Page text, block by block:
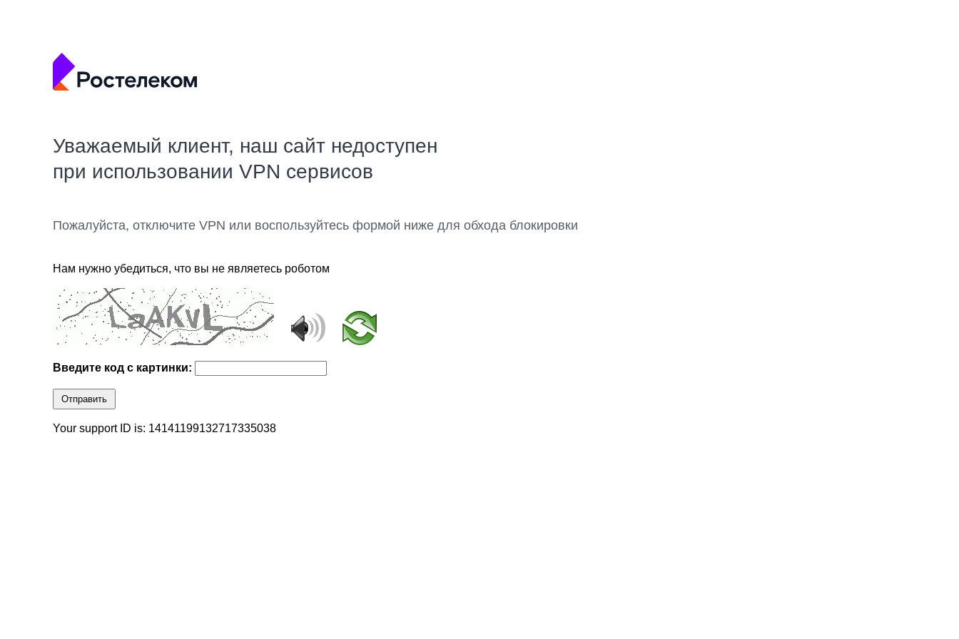
Уважаемый клиент, наш сайт недоступен
при использовании VPN сервисов
Пожалуйста, отключите VPN или воспользуйтесь формой ниже для обхода блокировки
Нам нужно убедиться, что вы не являетесь роботом
Введите код с картинки:
Отправить
Your support ID is: 14141199132717335038